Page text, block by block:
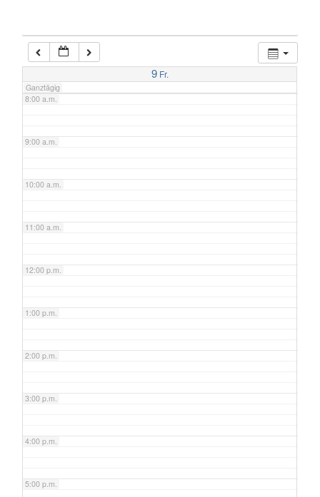
9 Fr.
Ganztägig
7:00 a.m.
8:00 a.m.
9:00 a.m.
10:00 a.m.
11:00 a.m.
12:00 p.m.
1:00 p.m.
2:00 p.m.
3:00 p.m.
4:00 p.m.
5:00 p.m.